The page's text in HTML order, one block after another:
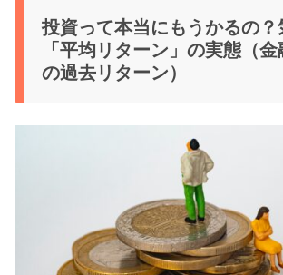
投資って本当にもうかるの？
「平均リターン」の実態（
の過去リターン）